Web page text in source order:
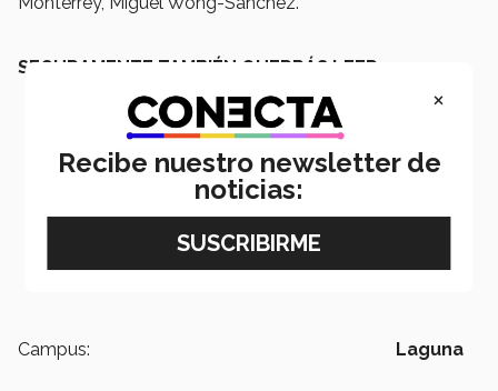
SEGURAMENTE TAMBIÉN QUERRÁS LEER:
Campus: Laguna
×
Recibe nuestro newsletter de
noticias: